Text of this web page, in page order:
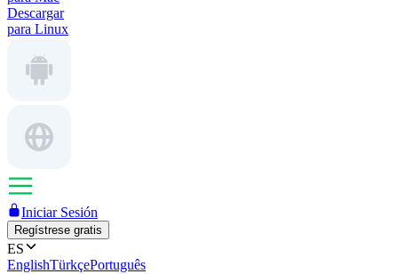
Descargar
para Linux
Iniciar Sesión
Regístrese gratis
ES
EnglishTürkçePortuguês